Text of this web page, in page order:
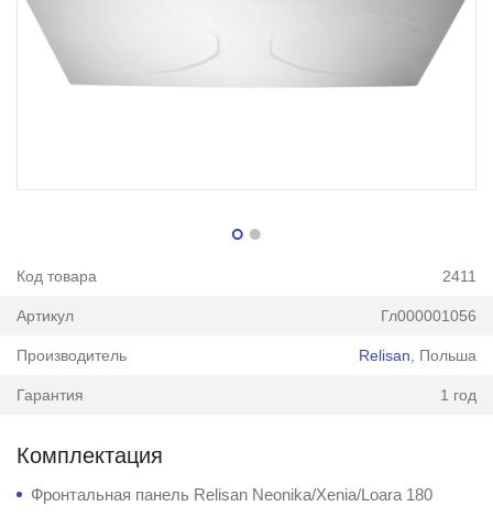
Код товара 2411
Артикул Гл000001056
Производитель Relisan , Польша
Гарантия 1 год
Комплектация
Фронтальная панель Relisan Neonika/Xenia/Loara 180